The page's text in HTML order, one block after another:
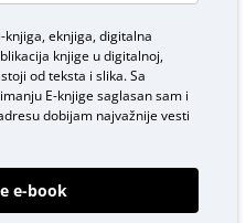
knjiga, eknjiga, digitalna
knjige u digitalnoj,
od teksta i slika. Sa
E-knjigesaglasan sam i
dobijam najvažnije vesti
e-book